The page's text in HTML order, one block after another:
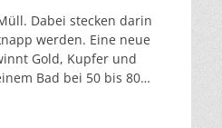
Dabei stecken darin
werden. Eine neue
Gold, Kupfer und
Bad bei 50 bis 80